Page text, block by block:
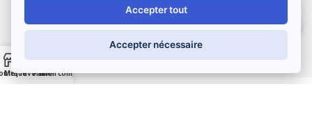
Développement web,maintenance et supportparGadiros
Consulting
Mes favorisPanier
Mon compte
Salut ! Comment puis-je vous aider ?
Accepter tout
Accepter nécessaire